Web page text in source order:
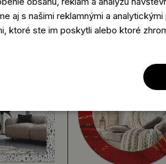
aj s našimi reklamnými a
ktoré ste im poskytli alebo ktoré